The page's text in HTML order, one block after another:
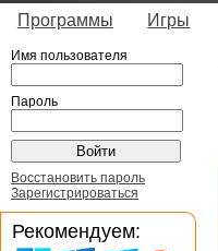
Программы Игры
Имя пользователя
Пароль
Восстановить пароль
Зарегистрироваться
Рекомендуем: